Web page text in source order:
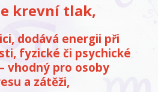
krevní tlak,
dodává energii při
fyzické či psychické
vhodný pro osoby
a zátěži,